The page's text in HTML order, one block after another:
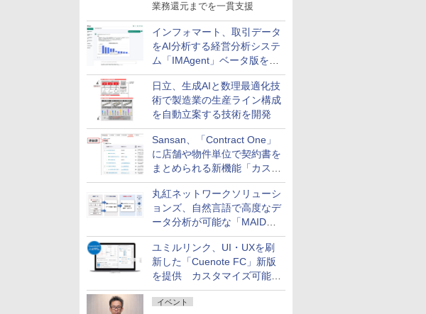
業務還元までを一貫支援
インフォマート、取引データ
をAI分析する経営分析システ
ム「IMAgent」ベータ版を提
供
日立、生成AIと数理最適化技
術で製造業の生産ライン構成
を自動立案する技術を開発
Sansan、「Contract One」
に店舗や物件単位で契約書を
まとめられる新機能「カスタ
ム契約ツリー」を追加
丸紅ネットワークソリューシ
ョンズ、自然言語で高度なデ
ータ分析が可能な「MAIDOA
AI ASSIST」を9月より提供
ユミルリンク、UI・UXを刷
新した「Cuenote FC」新版
を提供 カスタマイズ可能な
ダッシュボード画面を搭載
イベント